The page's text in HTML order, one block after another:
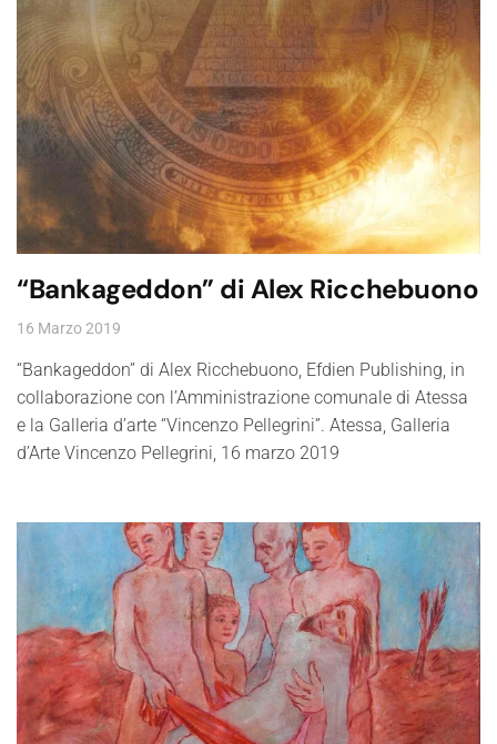
“Bankageddon” di Alex Ricchebuono
16 Marzo 2019
“Bankageddon” di Alex Ricchebuono, Efdien Publishing, in
collaborazione con l’Amministrazione comunale di Atessa
e la Galleria d’arte “Vincenzo Pellegrini”. Atessa, Galleria
d’Arte Vincenzo Pellegrini, 16 marzo 2019